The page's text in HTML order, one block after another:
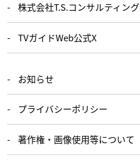
株式会社T.S.コンサルティング
TVガイドWeb公式X
お知らせ
プライバシーポリシー
著作権・画像使用等について